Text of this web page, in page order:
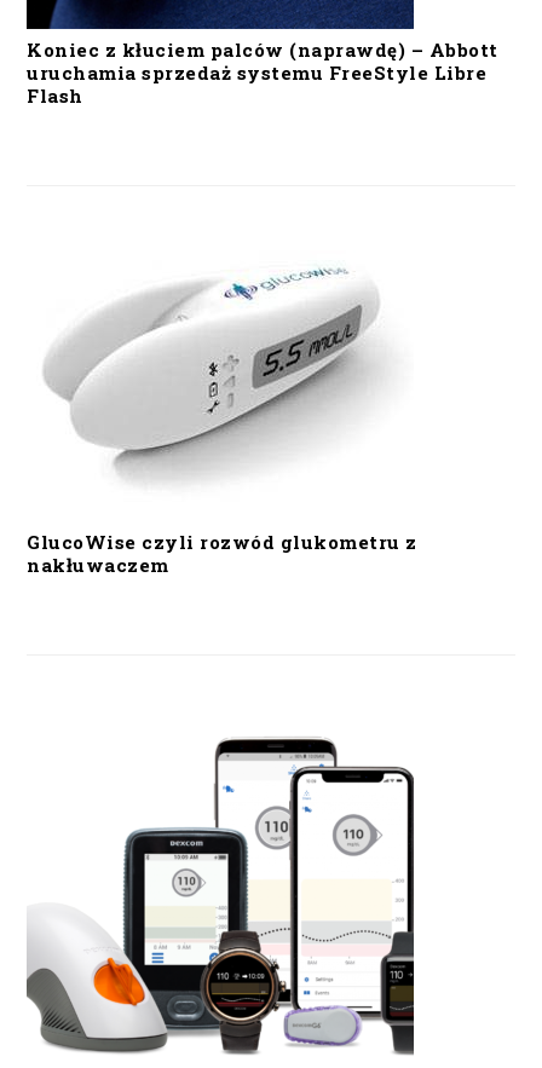
Koniec z kłuciem palców (naprawdę) – Abbott
uruchamia sprzedaż systemu FreeStyle Libre
Flash
GlucoWise czyli rozwód glukometru z
nakłuwaczem